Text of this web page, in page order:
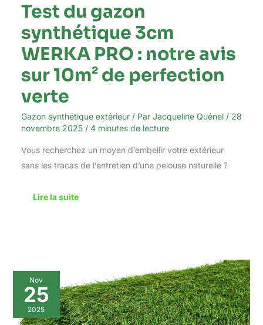
Test du gazon
synthétique 3cm
WERKA PRO : notre avis
sur 10m² de perfection
verte
Gazon synthétique extérieur/ Par Jacqueline Quénel / 28
novembre 2025 / 4 minutes de lecture
Vous recherchez un moyen d’embellir votre extérieur
sans les tracas de l’entretien d’une pelouse naturelle ?
Lire la suite
Nov
25
2025
Test
du
gazon
artificiel
vidaXL